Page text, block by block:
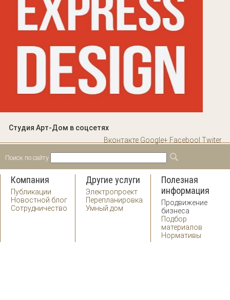
Студия Арт-Дом в соцсетях
Вконтакте Google+ Facebool Twiter
Форма поиска
Поиск по сайту
Компания
Публикации
Новостной блог
Сотрудничество
Другие услуги
Электропроект
Перепланировка
Умный дом
Полезная
информация
Продвижение
бизнеса
Подбор
материалов
Нормативы